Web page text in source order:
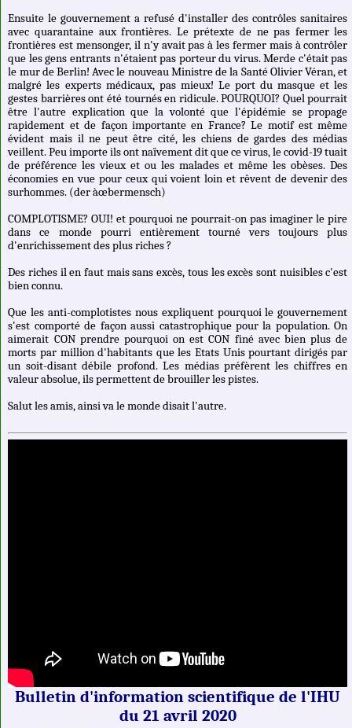
Ensuite le gouvernement a refusé d'installer des contrôles sanitaires
avec quarantaine aux frontières. Le prétexte de ne pas fermer les
frontières est mensonger, il n'y avait pas à les fermer mais à contrôler
que les gens entrants n'étaient pas porteur du virus. Merde c'était pas
le mur de Berlin! Avec le nouveau Ministre de la Santé Olivier Véran, et
malgré les experts médicaux, pas mieux! Le port du masque et les
gestes barrières ont été tournés en ridicule. POURQUOI? Quel pourrait
être l'autre explication que la volonté que l'épidémie se propage
rapidement et de façon importante en France? Le motif est même
évident mais il ne peut être cité, les chiens de gardes des médias
veillent. Peu importe ils ont naïvement dit que ce virus, le covid-19 tuait
de préférence les vieux et ou les malades et même les obèses. Des
économies en vue pour ceux qui voient loin et rêvent de devenir des
surhommes. (der àœbermensch)
COMPLOTISME? OUI! et pourquoi ne pourrait-on pas imaginer le pire
dans ce monde pourri entièrement tourné vers toujours plus
d'enrichissement des plus riches ?
Des riches il en faut mais sans excès, tous les excès sont nuisibles c'est
bien connu.
Que les anti-complotistes nous expliquent pourquoi le gouvernement
s'est comporté de façon aussi catastrophique pour la population. On
aimerait CON prendre pourquoi on est CON finé avec bien plus de
morts par million d'habitants que les Etats Unis pourtant dirigés par
un soit-disant débile profond. Les médias préfèrent les chiffres en
valeur absolue, ils permettent de brouiller les pistes.
Salut les amis, ainsi va le monde disait l'autre.
Bulletin d'information scientifique de l'IHU
du 21 avril 2020